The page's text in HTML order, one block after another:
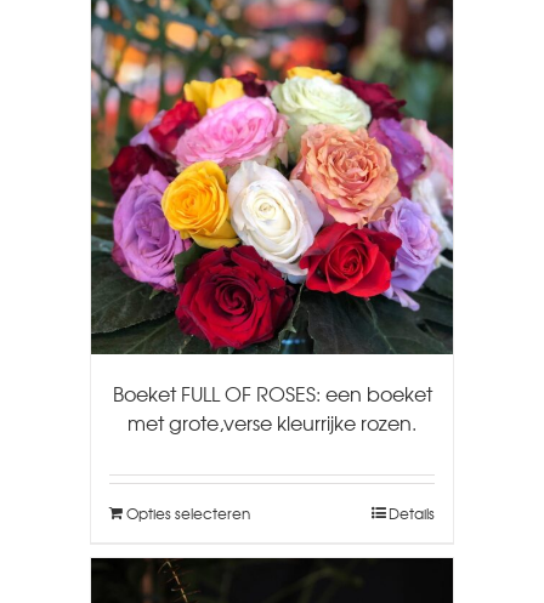
Boeket FULL OF ROSES: een boeket
met grote,verse kleurrijke rozen.
Opties selecteren Details